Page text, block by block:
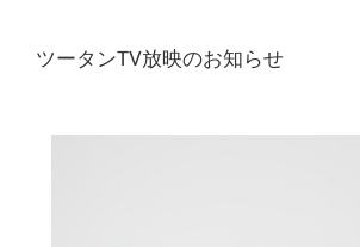
ツータンTV放映のお知らせ